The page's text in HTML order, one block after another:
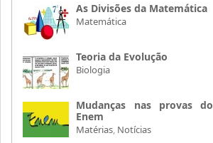
As Divisões da Matemática
Matemática
Teoria da Evolução
Biologia
Mudanças nas provas do
Enem
Matérias, Notícias